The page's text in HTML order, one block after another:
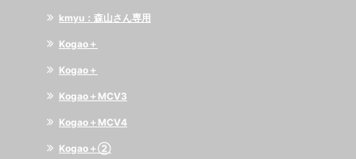
kmyu：森山さん専用
Kogao＋
Kogao＋
Kogao＋MCV3
Kogao＋MCV4
Kogao＋②